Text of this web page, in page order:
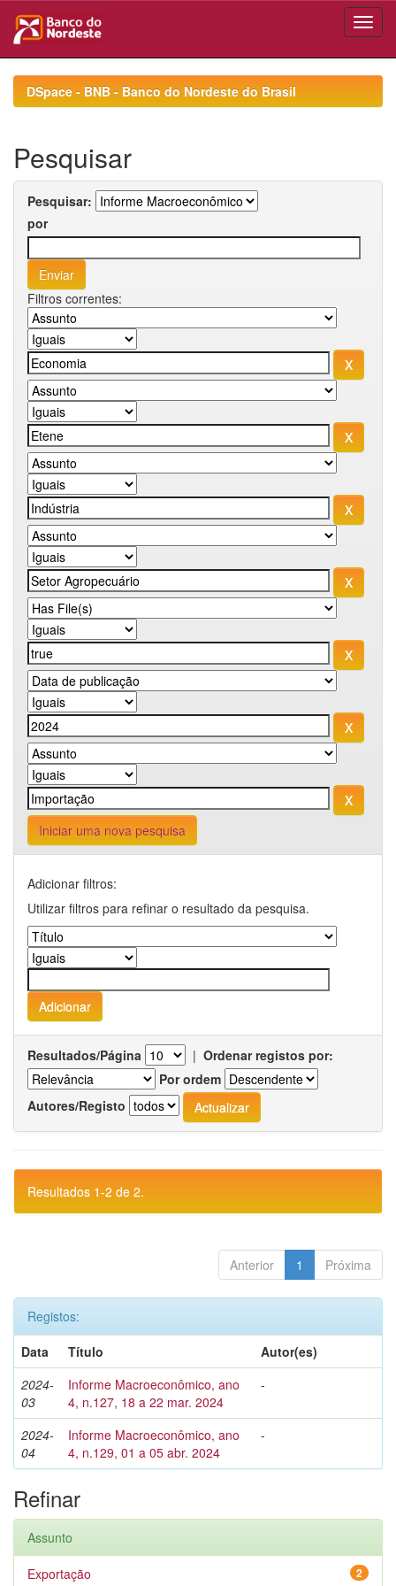
navigationDSpace - BNB - Banco do Nordeste do Brasil
Pesquisar
Pesquisar:
por
Filtros correntes:
Iniciar uma nova pesquisa
Adicionar filtros:
Utilizar filtros para refinar o resultado da pesquisa.
Resultados/Página | Ordenar registos por:
Por ordem
Autores/Registo
Resultados 1-2 de 2.
Anterior 1 Próxima
Registos:
Data
Título
Autor(es)
2024-
03
Informe Macroeconômico, ano
4, n.127, 18 a 22 mar. 2024
-
2024-
04
Informe Macroeconômico, ano
4, n.129, 01 a 05 abr. 2024
-
Refinar
Assunto
2
Exportação